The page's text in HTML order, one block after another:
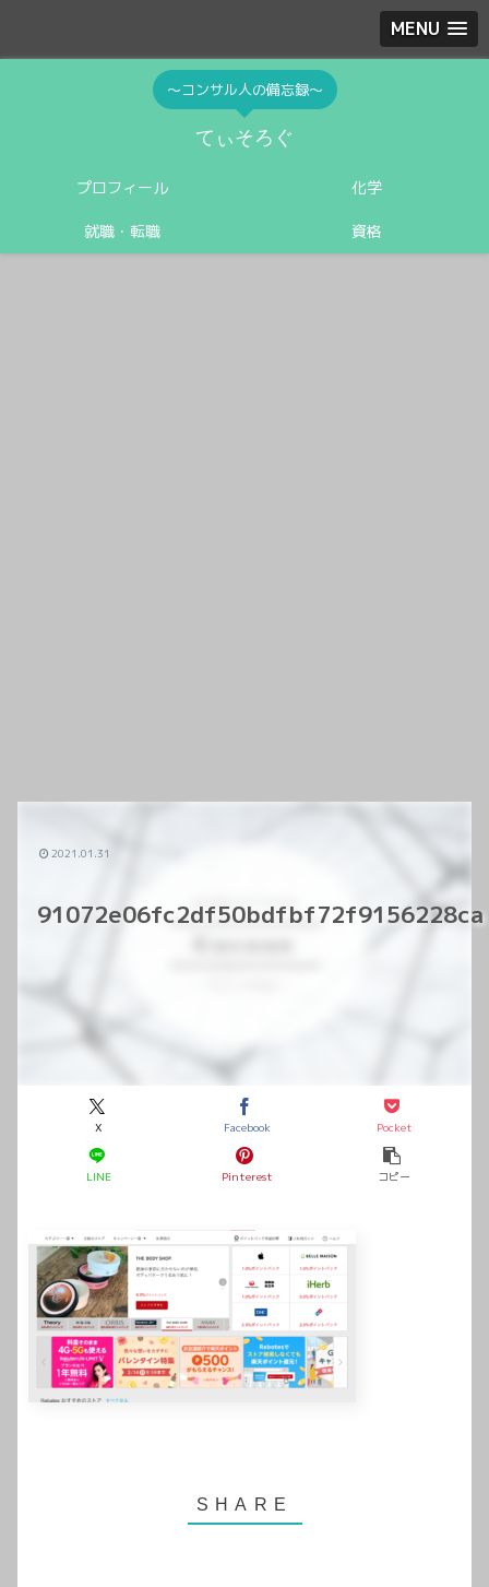
MENU
〜コンサル人の備忘録〜
てぃそろぐ
プロフィール 化学
就職・転職 資格
91072e06fc2df50bdfbf72f9156228ca
X Facebook Pocket
LINE Pinterest コピー
2021.01.31